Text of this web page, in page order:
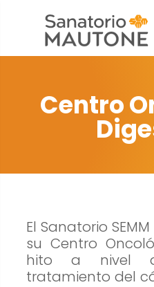
Centro
El Sanatorio
su Centro
hito a nivel
tratamiento del